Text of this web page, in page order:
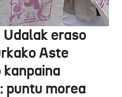
eraso
Aste
puntu morea